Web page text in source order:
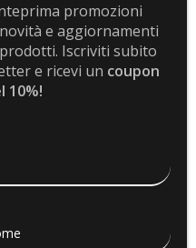
promozioni
e aggiornamenti
Iscriviti subito
e ricevi un coupon
10%!